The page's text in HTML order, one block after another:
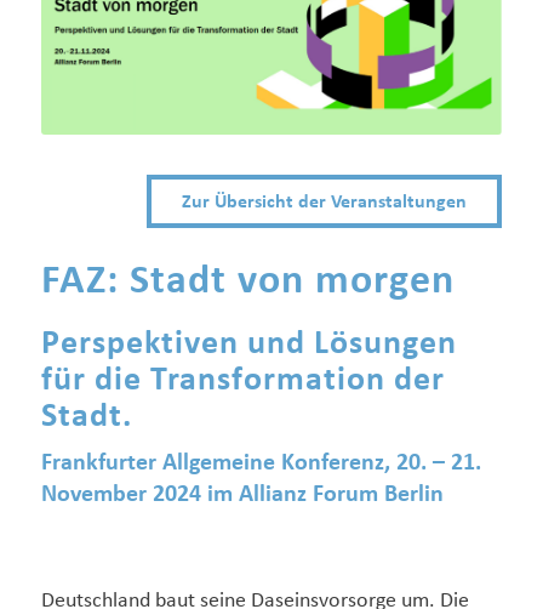
Zur Übersicht der Veranstaltungen
FAZ: Stadt von morgen
Perspektiven und Lösungen
für die Transformation der
Stadt.
Frankfurter Allgemeine Konferenz, 20. – 21.
November 2024 im Allianz Forum Berlin
Deutschland baut seine Daseinsvorsorge um. Die